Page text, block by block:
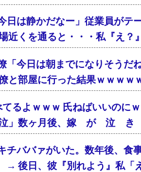
日は静かだなー」従業員がテ
くを通ると・・・私『え？』
「今日は朝までになりそうだ
と部屋に行った結果ｗｗｗｗ
るよｗｗｗ 氏ねばいいのに
（泣」数ヶ月後、嫁 が 泣
ババァがいた。数年後、食
→ 後日、彼『別れよう』私「